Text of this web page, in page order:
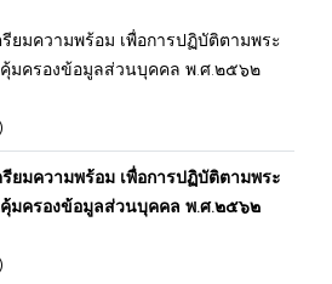
ยมความพร้อม เพื่อการปฏิบัติตามพระ
ครองข้อมูลส่วนบุคคล พ.ศ.๒๕๖๒
ยมความพร้อม เพื่อการปฏิบัติตามพระ
ครองข้อมูลส่วนบุคคล พ.ศ.๒๕๖๒